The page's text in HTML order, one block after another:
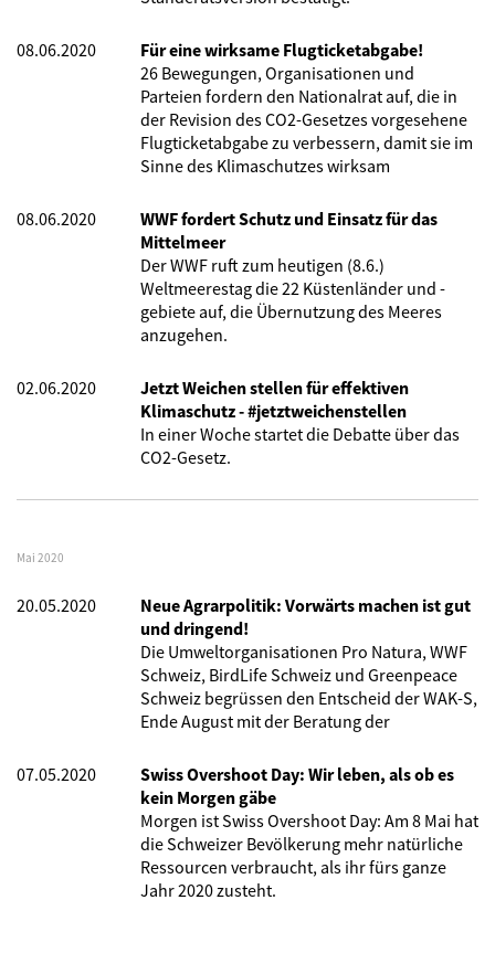
08.06.2020
Für eine wirksame Flugticketabgabe!
26 Bewegungen, Organisationen und
Parteien fordern den Nationalrat auf, die in
der Revision des CO2-Gesetzes vorgesehene
Flugticketabgabe zu verbessern, damit sie im
Sinne des Klimaschutzes wirksam
08.06.2020
WWF fordert Schutz und Einsatz für das
Mittelmeer
Der WWF ruft zum heutigen (8.6.)
Weltmeerestag die 22 Küstenländer und -
gebiete auf, die Übernutzung des Meeres
anzugehen.
02.06.2020
Jetzt Weichen stellen für effektiven
Klimaschutz - #jetztweichenstellen
In einer Woche startet die Debatte über das
CO2-Gesetz.
Mai 2020
20.05.2020
Neue Agrarpolitik: Vorwärts machen ist gut
und dringend!
Die Umweltorganisationen Pro Natura, WWF
Schweiz, BirdLife Schweiz und Greenpeace
Schweiz begrüssen den Entscheid der WAK-S,
Ende August mit der Beratung der
07.05.2020
Swiss Overshoot Day: Wir leben, als ob es
kein Morgen gäbe
Morgen ist Swiss Overshoot Day: Am 8 Mai hat
die Schweizer Bevölkerung mehr natürliche
Ressourcen verbraucht, als ihr fürs ganze
Jahr 2020 zusteht.